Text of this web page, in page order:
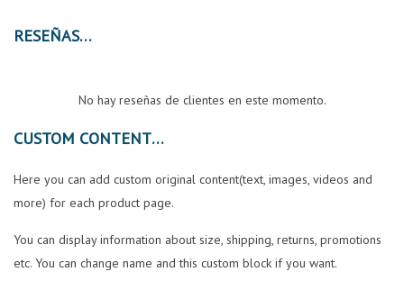
RESEÑAS
No hay reseñas de clientes en este momento.
CUSTOM CONTENT
Here you can add custom original content(text, images, videos and
more) for each product page.
You can display information about size, shipping, returns, promotions
etc. You can change name and this custom block if you want.